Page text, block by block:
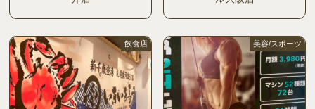
飲食店 美容/スポーツ